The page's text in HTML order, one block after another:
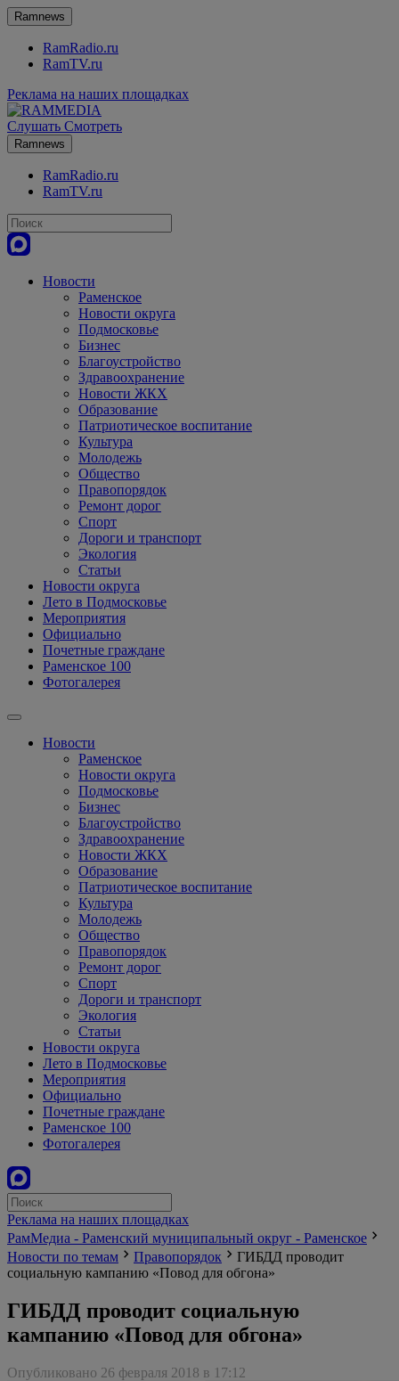
Ramnews
RamRadio.ru
RamTV.ru
Реклама на наших площадках
Слушать Смотреть
Ramnews
RamRadio.ru
RamTV.ru
Новости
Раменское
Новости округа
Подмосковье
Бизнес
Благоустройство
Здравоохранение
Новости ЖКХ
Образование
Патриотическое воспитание
Культура
Молодежь
Общество
Правопорядок
Ремонт дорог
Спорт
Дороги и транспорт
Экология
Статьи
Новости округа
Лето в Подмосковье
Мероприятия
Официально
Почетные граждане
Раменское 100
Фотогалерея
Новости
Раменское
Новости округа
Подмосковье
Бизнес
Благоустройство
Здравоохранение
Новости ЖКХ
Образование
Патриотическое воспитание
Культура
Молодежь
Общество
Правопорядок
Ремонт дорог
Спорт
Дороги и транспорт
Экология
Статьи
Новости округа
Лето в Подмосковье
Мероприятия
Официально
Почетные граждане
Раменское 100
Фотогалерея
Реклама на наших площадках
РамМедиа - Раменский муниципальный округ - Раменское
Новости по темам
Правопорядок
ГИБДД проводит
социальную кампанию «Повод для обгона»
ГИБДД проводит социальную
кампанию «Повод для обгона»
Опубликовано 26 февраля 2018 в 17:12